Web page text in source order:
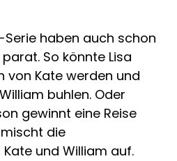
Serie haben auch schon
So könnte Lisa
von Kate werden und
buhlen. Oder
gewinnt eine Reise
die
und William auf.